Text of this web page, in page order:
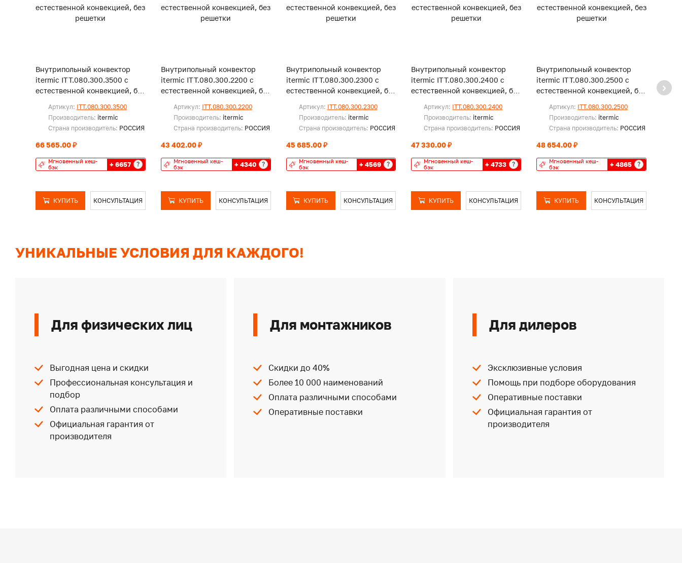
Внутрипольный конвектор
itermic ITT.080.300.3500 с
естественной конвекцией, без
Артикул: ITT.080.300.3500
Производитель: itermic
Страна производитель: РОССИЯ
66 565.00 ₽
Мгновенный кеш-
бэк
+ 6657 ?
КУПИТЬ КОНСУЛЬТАЦИЯ
Внутрипольный конвектор
itermic ITT.080.300.2200 с
естественной конвекцией, без
Артикул: ITT.080.300.2200
Производитель: itermic
Страна производитель: РОССИЯ
43 402.00 ₽
Мгновенный кеш-
бэк
+ 4340 ?
КУПИТЬ КОНСУЛЬТАЦИЯ
Внутрипольный конвектор
itermic ITT.080.300.2300 с
естественной конвекцией, без
Артикул: ITT.080.300.2300
Производитель: itermic
Страна производитель: РОССИЯ
45 685.00 ₽
Мгновенный кеш-
бэк
+ 4569 ?
КУПИТЬ КОНСУЛЬТАЦИЯ
Внутрипольный конвектор
itermic ITT.080.300.2400 с
естественной конвекцией, без
Артикул: ITT.080.300.2400
Производитель: itermic
Страна производитель: РОССИЯ
47 330.00 ₽
Мгновенный кеш-
бэк
+ 4733 ?
КУПИТЬ КОНСУЛЬТАЦИЯ
Внутрипольный конвектор
itermic ITT.080.300.2500 с
естественной конвекцией, без
Артикул: ITT.080.300.2500
Производитель: itermic
Страна производитель: РОССИЯ
48 654.00 ₽
Мгновенный кеш-
бэк
+ 4865 ?
КУПИТЬ КОНСУЛЬТАЦИЯ
УНИКАЛЬНЫЕ УСЛОВИЯ ДЛЯ КАЖДОГО!
Для физических лиц
Выгодная цена и скидки
Профессиональная консультация и
подбор
Оплата различными способами
Официальная гарантия от
производителя
Для монтажников
Скидки до 40%
Более 10 000 наименований
Оплата различными способами
Оперативные поставки
Для дилеров
Эксклюзивные условия
Помощь при подборе оборудования
Оперативные поставки
Официальная гарантия от
производителя